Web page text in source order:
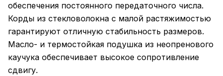
обеспечения постоянного передаточного числа.
Корды из стекловолокна с малой растяжимостью
гарантируют отличную стабильность размеров.
Масло- и термостойкая подушка из неопренового
каучука обеспечивает высокое сопротивление
сдвигу.